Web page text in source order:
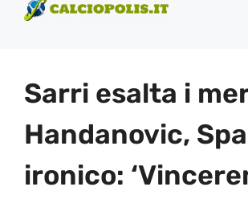
contenuto
Sarri esalta i
Handanovic,
ironico: